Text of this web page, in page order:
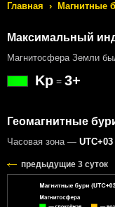
Главная › Магнитные
Максимальный
Магнитосфера Земли
Kp = 3+
Геомагнитные
Часовая зона — UTC+03
предыдущие 3 суток